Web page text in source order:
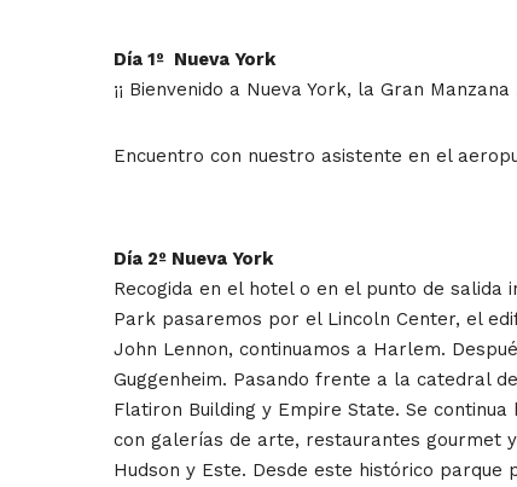
Día 1º Nueva York
¡¡ Bienvenido a Nueva York, la Gran Manzana
Encuentro con nuestro asistente en el
Día 2º Nueva York
Recogida en el hotel o en el punto de
Park pasaremos por el Lincoln Center, el
John Lennon, continuamos a Harlem.
Guggenheim. Pasando frente a la catedral
Flatiron Building y Empire State. Se
con galerías de arte, restaurantes gourmet
Hudson y Este. Desde este histórico